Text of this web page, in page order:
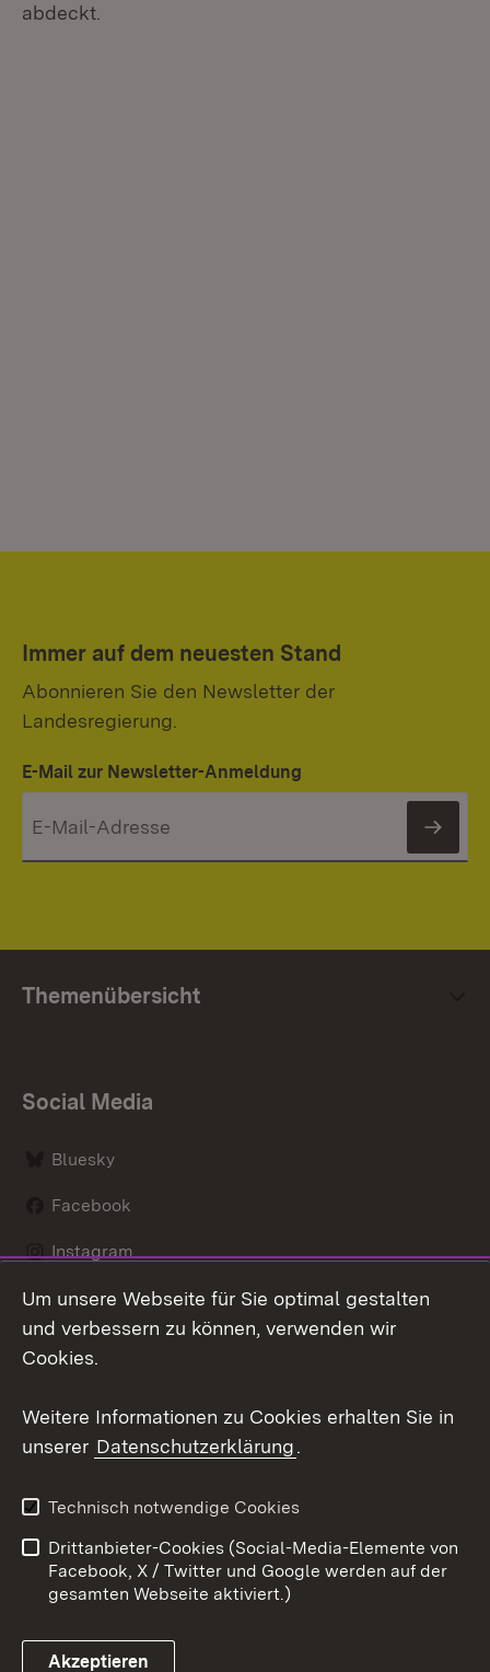
abdeckt.
Immer auf dem neuesten Stand
Abonnieren Sie den Newsletter der
Landesregierung.
E-Mail zur Newsletter-Anmeldung
Themenübersicht
Social Media
Bluesky
Facebook
Instagram
LinkedIn
Datenschutz
Barrierefreiheit
Impressum
Cookies
Um unsere Webseite für Sie optimal gestalten
und verbessern zu können, verwenden wir
Cookies.
Weitere Informationen zu Cookies erhalten Sie in
unserer Datenschutzerklärung.
Technisch notwendige Cookies
Drittanbieter-Cookies (Social-Media-Elemente von
Facebook, X / Twitter und Google werden auf der
gesamten Webseite aktiviert.)
Akzeptieren